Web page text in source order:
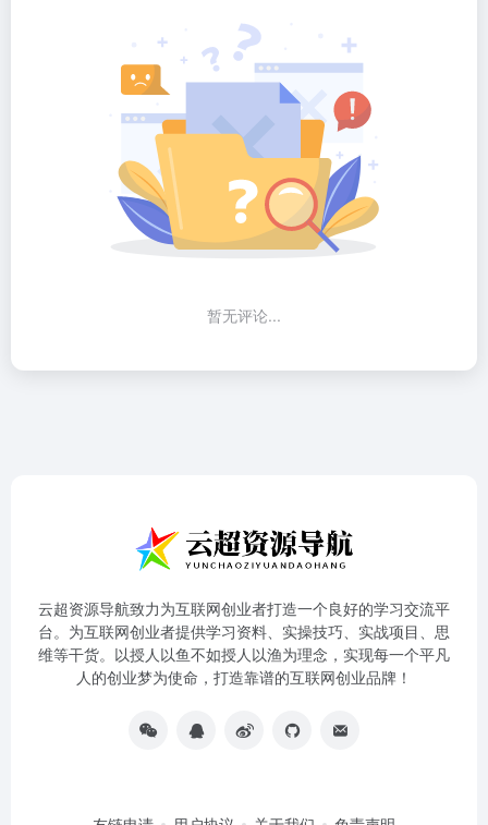
暂无评论...
云超资源导航致力为互联网创业者打造一个良好的学习交流平
台。为互联网创业者提供学习资料、实操技巧、实战项目、思
维等干货。以授人以鱼不如授人以渔为理念，实现每一个平凡
人的创业梦为使命，打造靠谱的互联网创业品牌！